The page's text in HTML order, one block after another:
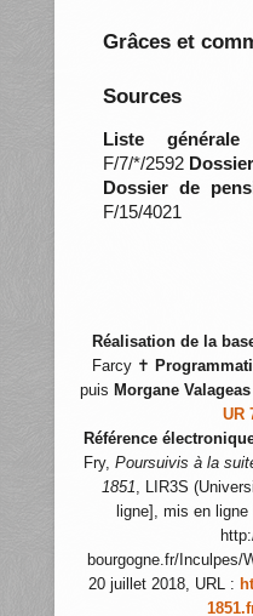
Grâces et
Sources
Liste
F/7/*/2592
Dossier de
F/15/4021
Réalisation de la
Farcy ✝
puis Morgane Valageas
UR
Référence
Fry, Poursuivis à la
1851, LIR3S
ligne], mis en
bourgogne.fr/Inculpes/
20 juillet 2018, URL :